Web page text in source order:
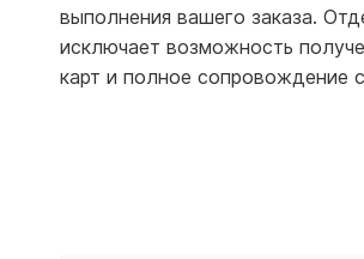
выполнения вашего заказа.
исключает возможность
карт и полное сопровождение